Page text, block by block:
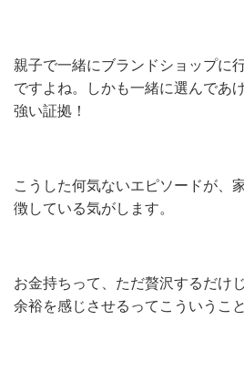
親子で一緒にブランドショップに
ですよね。しかも一緒に選んであ
強い証拠！
こうした何気ないエピソードが、
徴している気がします。
お金持ちって、ただ贅沢するだけ
余裕を感じさせるってこういうこと